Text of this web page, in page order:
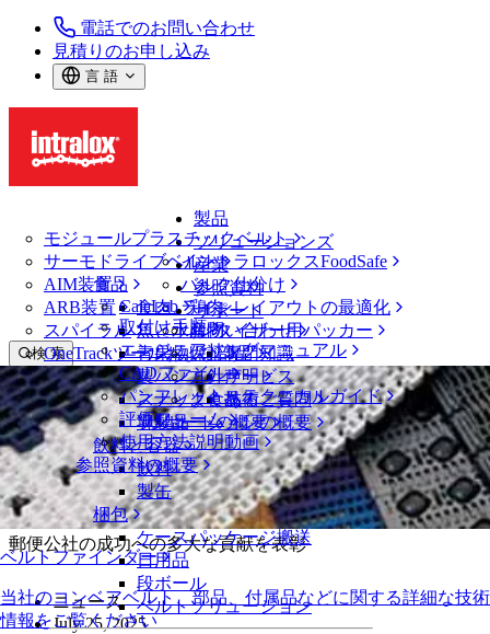
電話でのお問い合わせ
見積りのお申し込み
言 語
製品
モジュールプラスチックベルト
サーモドライブベルト
AIM装置
ARB装置
スパイラル
OneTrackツールおよび部品
ベルトファインダー
当社のコンベアベルト、部品、付属品などに関する詳細な技術
情報をご覧ください
ソリューションズ
イントラロックスFoodSafe
バルク仕分け
ラインレイアウトの最適化
パレタイザー用パッカー
専門知識
サービス
技術
ソリューションの概要
産業
食品
食肉、鶏肉
魚と水産物
青果物
製パン
スナック食品
乳製品
飲料と容器
飲料
製缶
梱包
ケースパッケージ搬送
日用品
段ボール
ベルトソリューション
参照資料
CalcLab
取付け手順
エンジニアリングマニュアル
CADファイル
パンフレット・テクニカルガイド
評価フォーム
使用方法説明動画
参照資料の概要
サポート
お問い合わせ
保証
方針声明
よくあるご質問
サポートの概要
検 索
メニューを開く
ニュース・メディア
USPS、イントラロックスにサプライヤ
ーパフォーマンス賞を授与
郵便公社の成功への多大な貢献を表彰
ニュース
July 25, 2025